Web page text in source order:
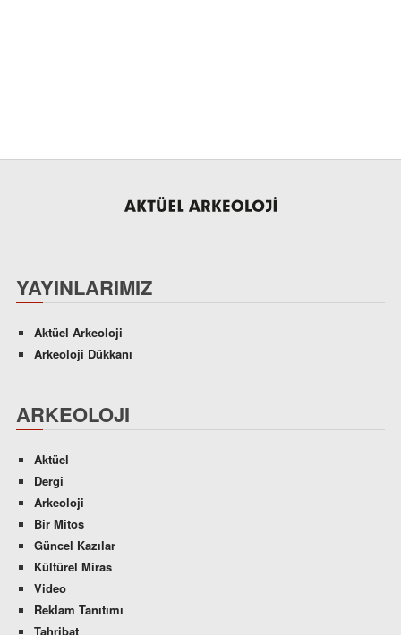
YAYINLARIMIZ
Aktüel Arkeoloji
Arkeoloji Dükkanı
ARKEOLOJI
Aktüel
Dergi
Arkeoloji
Bir Mitos
Güncel Kazılar
Kültürel Miras
Video
Reklam Tanıtımı
Tahribat